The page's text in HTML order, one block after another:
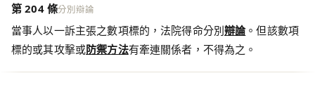
第 204 條分別辯論
當事人以一訴主張之數項標的，法院得命分別辯論。但該數項
標的或其攻擊或防禦方法有牽連關係者，不得為之。